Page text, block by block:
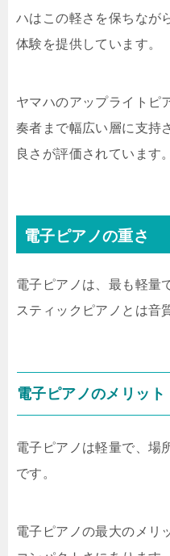
ハはこの軽さを保ちなが
体験を提供しています。
ヤマハのアップライトピ
奏者まで幅広い層に支持
良さが評価されています。
電子ピアノの重さ
電子ピアノは、最も軽量
スティックピアノとは音
電子ピアノのメリット
電子ピアノは軽量で、場
です。
電子ピアノの最大のメリ